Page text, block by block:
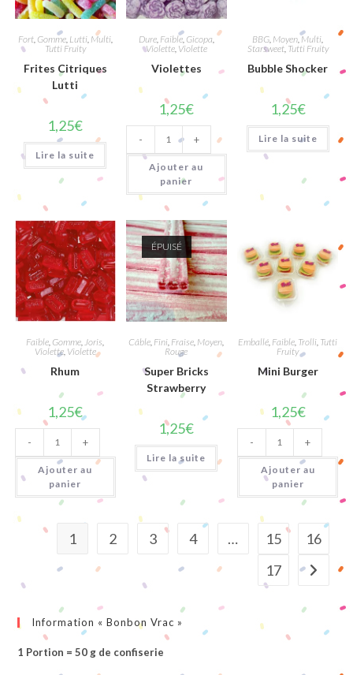
Fort, Gomme, Lutti, Multi,
Tutti Fruity
Frites Citriques
Lutti
1,25€
Lire la suite
Dure, Faible, Gicopa
Violette, Violette
Violettes
1,25€
quantité
de
Violettes
- +
Ajouter au
panier
BBG Moyen,Multi
Starsweet,Tutti Fruity
Bubble Shocker
1,25€
Lire la suite
Faible Gomme Joris
Violette, Violette
Rhum
1,25€
quantité
de
Rhum
- +
Ajouter au
panier
ÉPUISÉ
Câble Fini Fraise Moyen
Rouge
Super Bricks
Strawberry
1,25€
Lire la suite
Emballé Faible Trolli Tutti
Fruity
Mini Burger
1,25€
quantité
de
Mini
Burger
- +
Ajouter au
panier
1 2 3 4 … 15
16
17
Information « Bonbon Vrac »
1 Portion = 50 g de confiserie